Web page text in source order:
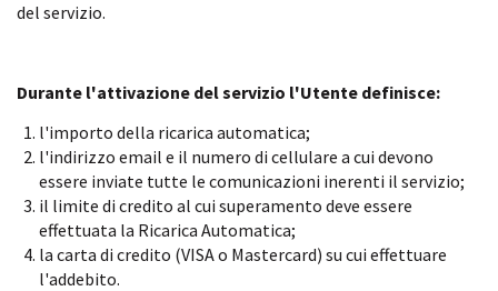
del servizio.
Durante l'attivazione del servizio l'Utente definisce:
l'importo della ricarica automatica;
l'indirizzo email e il numero di cellulare a cui devono
essere inviate tutte le comunicazioni inerenti il servizio;
il limite di credito al cui superamento deve essere
effettuata la Ricarica Automatica;
la carta di credito (VISA o Mastercard) su cui effettuare
l'addebito.